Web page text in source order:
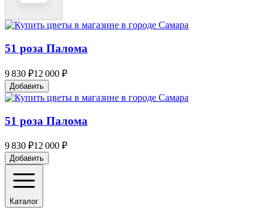
51 роза Палома
9 830 ₽12 000 ₽
Добавить
51 роза Палома
9 830 ₽12 000 ₽
Добавить
Каталог